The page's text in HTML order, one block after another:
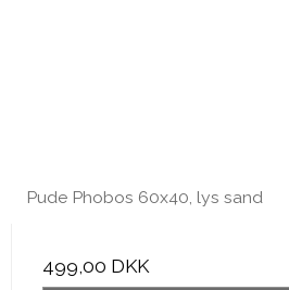
Pude Phobos 60x40, lys sand
499,00 DKK